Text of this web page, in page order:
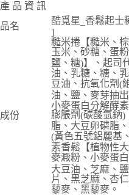
產 品 資 訊
品名
酷覓星 香鬆起士
]
成份
糙米捲【糙米、
玉米、砂糖、蛋
鹽、糖)】、起司
油、乳糖、糖、
豆油、抗氧化劑(
油、鹽、麥芽抽
小麥蛋白分解酵
膨脹劑(碳酸氫鈉)
脂、大豆卵磷脂
(黃色五號鋁麗基
素香鬆【植物性
麥澱粉、小麥蛋
大豆油、芝麻、
片、黑芝麻、杏
藜麥、黑藜麥。